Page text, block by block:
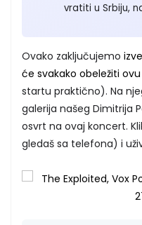
vratiti u Srbiju,
Ovako zaključujemo
će svakako obeležiti
startu praktično). Na
galerija našeg Dimitrija
osvrt na ovaj koncert.
gledaš sa telefona) i